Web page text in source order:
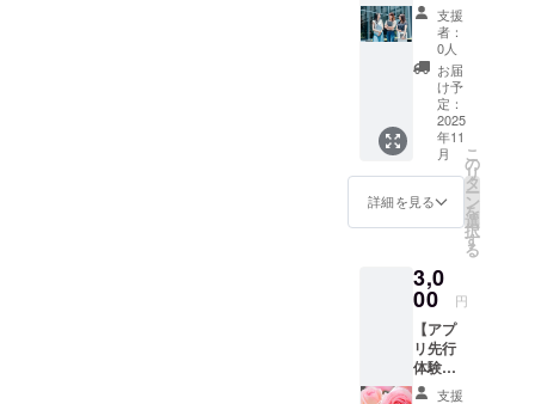
法：文
字の
み、ロ
ゴ／バ
ナーの
掲載は
不可 ・
支援
時、必
ず備考
欄に希
記入く
ださ
い。
【お礼
のメッ
セー
ジ】 感
【お礼
のメッ
セー
ジ】 感
謝の気
持ちを
込め
て、お
礼の
メッ
セージ
をお送
りしま
【お名
前掲
載】 ア
プリ内
の「支
援者ク
レジッ
支援
者：
0人
お届
け予
定：
2025
年11
月
詳細を見る
こ
の
リ
タ
ー
ン
を
選
択
す
る
3,0
00 円
【アプ
リ先行
体験】
・詳支援